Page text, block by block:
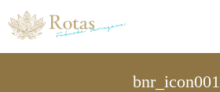
bnr_icon001